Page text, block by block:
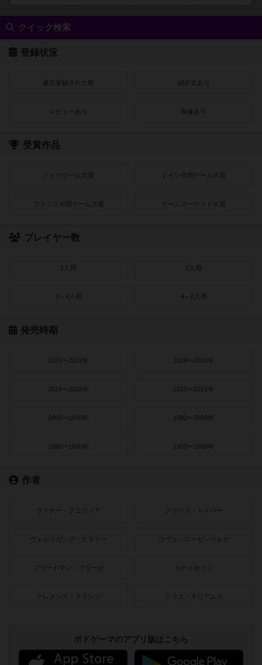
クイック検索
登録状況
最近登録された順 紹介文あり
レビューあり 画像あり
受賞作品
ドイツゲーム大賞 ドイツ年間ゲーム大賞
フランス年間ゲーム大賞 ゲームマーケット大賞
プレイヤー数
1人用 2人用
3～4人用 4～8人用
発売時期
2021〜2022年 2019〜2020年
2016〜2018年 2010〜2015年
2000〜2010年 1990〜2000年
1980〜1990年 1950〜1980年
作者
ライナー・クニツィア クラウス・トイバー
ヴォルフガング・クラマー ウヴェ・ローゼンベルク
フリードマン・フリーゼ カナイセイジ
クレメンス・フランツ クリス・キリアムス
ボドゲーマのアプリ版はこちら